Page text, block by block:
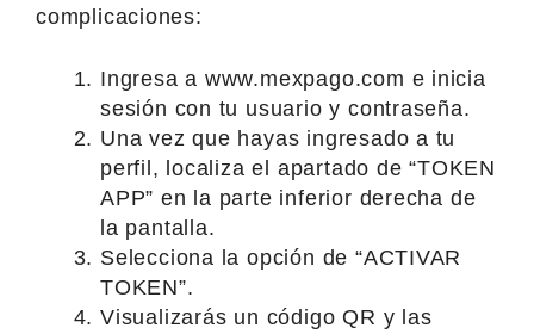
complicaciones:
Ingresa a www.mexpago.com e inicia
sesión con tu usuario y contraseña.
Una vez que hayas ingresado a tu
perfil, localiza el apartado de “TOKEN
APP” en la parte inferior derecha de
la pantalla.
Selecciona la opción de “ACTIVAR
TOKEN”.
Visualizarás un código QR y las